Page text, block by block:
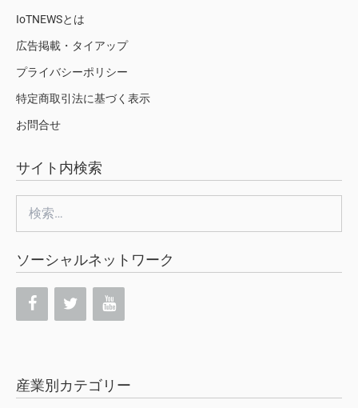
IoTNEWSとは
広告掲載・タイアップ
プライバシーポリシー
特定商取引法に基づく表示
お問合せ
サイト内検索
索:
ソーシャルネットワーク
産業別カテゴリー